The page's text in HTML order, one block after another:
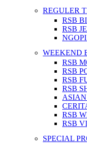
REGULER
RSB
RSB
WEEKEND
RSB
RSB
RSB
RSB
ASIAN
RSB
RSB
SPECIAL